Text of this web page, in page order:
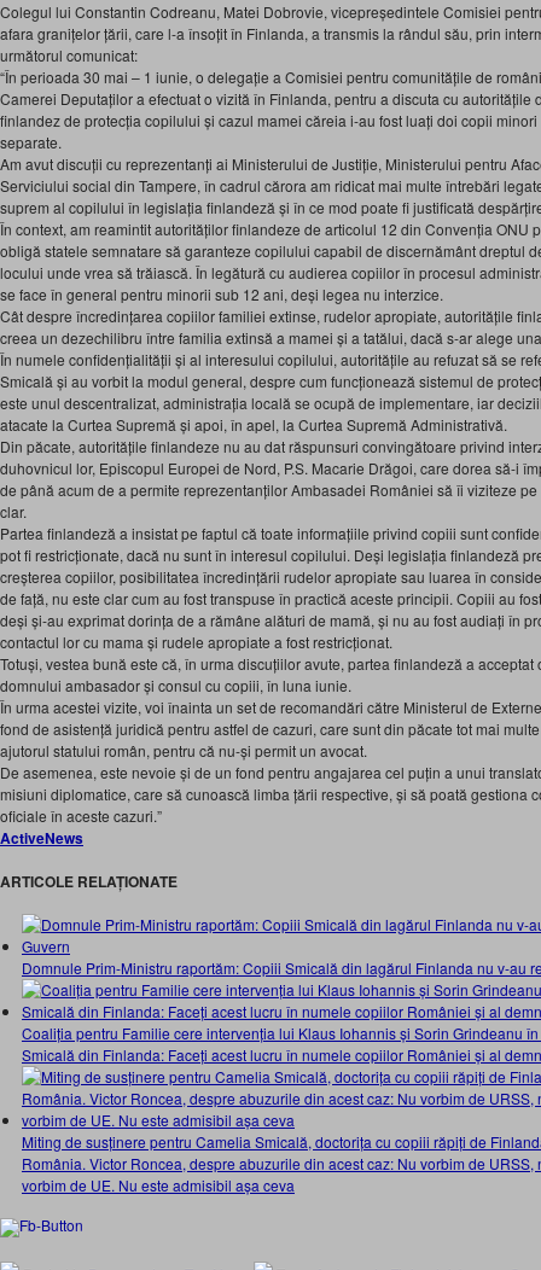
Colegul lui Constantin Codreanu, Matei Dobrovie, vicepreședintele Comisiei
afara granițelor țării, care l-a însoțit în Finlanda, a transmis la rândul său, prin
următorul comunicat:
“În perioada 30 mai – 1 iunie, o delegație a Comisiei pentru comunitățile de
Camerei Deputaților a efectuat o vizită în Finlanda, pentru a discuta cu autoritățile
finlandez de protecția copilului și cazul mamei căreia i-au fost luați doi copii
separate.
Am avut discuții cu reprezentanți ai Ministerului de Justiție, Ministerului pentru
Serviciului social din Tampere, în cadrul cărora am ridicat mai multe întrebări
suprem al copilului în legislația finlandeză și în ce mod poate fi justificată
În context, am reamintit autorităților finlandeze de articolul 12 din Convenția ONU
obligă statele semnatare să garanteze copilului capabil de discernământ dreptul
locului unde vrea să trăiască. În legătură cu audierea copiilor în procesul
se face în general pentru minorii sub 12 ani, deși legea nu interzice.
Cât despre încredințarea copiilor familiei extinse, rudelor apropiate, autoritățile
creea un dezechilibru între familia extinsă a mamei și a tatălui, dacă s-ar alege
În numele confidențialității și al interesului copilului, autoritățile au refuzat să se
Smicală și au vorbit la modul general, despre cum funcționează sistemul de
este unul descentralizat, administrația locală se ocupă de implementare, iar
atacate la Curtea Supremă și apoi, în apel, la Curtea Supremă Administrativă.
Din păcate, autoritățile finlandeze nu au dat răspunsuri convingătoare privind
duhovnicul lor, Episcopul Europei de Nord, P.S. Macarie Drăgoi, care dorea să-i
de până acum de a permite reprezentanților Ambasadei României să îi viziteze
clar.
Partea finlandeză a insistat pe faptul că toate informațiile privind copiii sunt
pot fi restricționate, dacă nu sunt în interesul copilului. Deși legislația finlandeză
creșterea copiilor, posibilitatea încredințării rudelor apropiate sau luarea în
de față, nu este clar cum au fost transpuse în practică aceste principii. Copiii au
deși și-au exprimat dorința de a rămâne alături de mamă, și nu au fost audiați în
contactul lor cu mama și rudele apropiate a fost restricționat.
Totuși, vestea bună este că, în urma discuțiilor avute, partea finlandeză a
domnului ambasador și consul cu copiii, în luna iunie.
În urma acestei vizite, voi înainta un set de recomandări către Ministerul de
fond de asistență juridică pentru astfel de cazuri, care sunt din păcate tot mai
ajutorul statului român, pentru că nu-și permit un avocat.
De asemenea, este nevoie și de un fond pentru angajarea cel puțin a unui
misiuni diplomatice, care să cunoască limba țării respective, și să poată gestiona
oficiale în aceste cazuri.”
ActiveNews
ARTICOLE RELAȚIONATE
Domnule Prim-Ministru raportăm: Copiii Smicală din lagărul Finlanda nu v-au
Coaliția pentru Familie cere intervenția lui Klaus Iohannis și Sorin Grindeanu
Smicală din Finlanda: Faceți acest lucru în numele copiilor României și al
Miting de susținere pentru Camelia Smicală, doctorița cu copiii răpiți de
România. Victor Roncea, despre abuzurile din acest caz: Nu vorbim de
vorbim de UE. Nu este admisibil așa ceva